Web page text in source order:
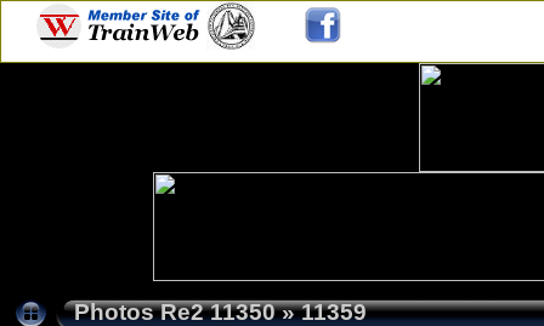
Photos Re2 11350»11359